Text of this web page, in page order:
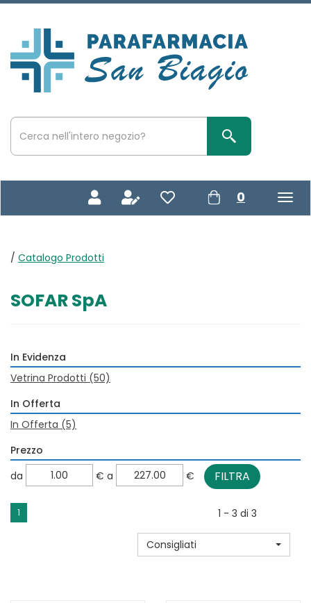
Passa
principale
San
Biagio
Cerca
Prodotto
Cerca Prodotto
0 prodotti
inseriti
/ Catalogo Prodotti
SOFAR SpA
In Evidenza
Vetrina Prodotti (50)
In Offerta
In Offerta (5)
Prezzo
filtra
da
da €
a
a €
1 1 - 3 di 3
Consigliati